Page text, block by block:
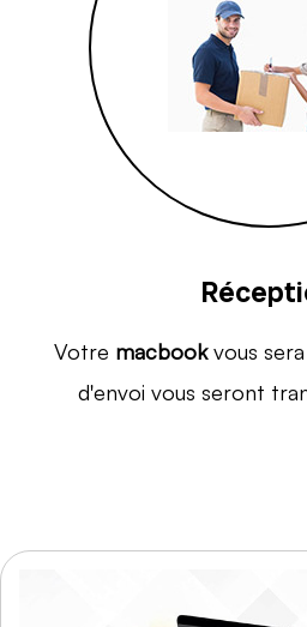
Votre macbookvous sera
d'envoi vous seront